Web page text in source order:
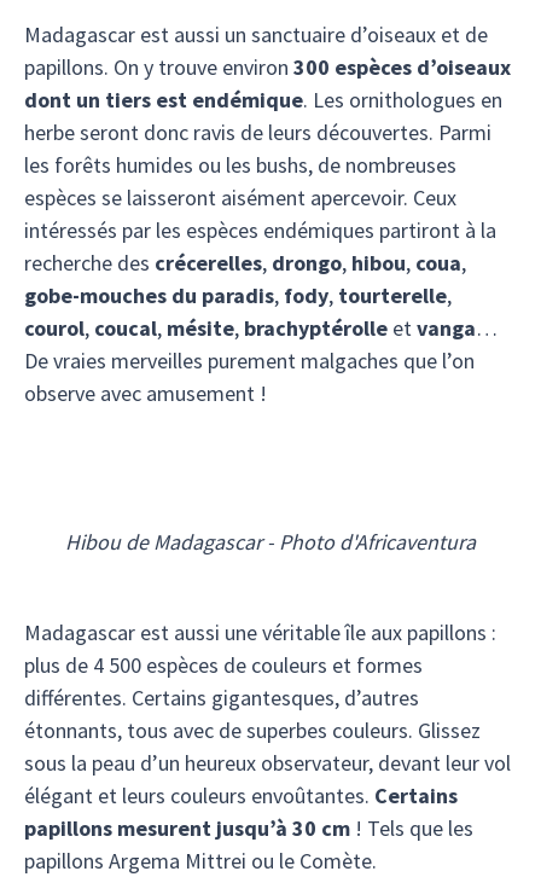
Madagascar est aussi un sanctuaire d’oiseaux et de
papillons. On y trouve environ 300 espèces d’oiseaux
dont un tiers est endémique. Les ornithologues en
herbe seront donc ravis de leurs découvertes. Parmi
les forêts humides ou les bushs, de nombreuses
espèces se laisseront aisément apercevoir. Ceux
intéressés par les espèces endémiques partiront à la
recherche des crécerelles, drongo, hibou, coua,
gobe-mouches du paradis, fody, tourterelle,
courol, coucal, mésite, brachyptérolle etvanga…
De vraies merveilles purement malgaches que l’on
observe avec amusement !
Hibou de Madagascar - Photo d'Africaventura
Madagascar est aussi une véritable île aux papillons :
plus de 4 500 espèces de couleurs et formes
différentes. Certains gigantesques, d’autres
étonnants, tous avec de superbes couleurs. Glissez
sous la peau d’un heureux observateur, devant leur vol
élégant et leurs couleurs envoûtantes. Certains
papillons mesurent jusqu’à 30 cm ! Tels que les
papillons Argema Mittrei ou le Comète.